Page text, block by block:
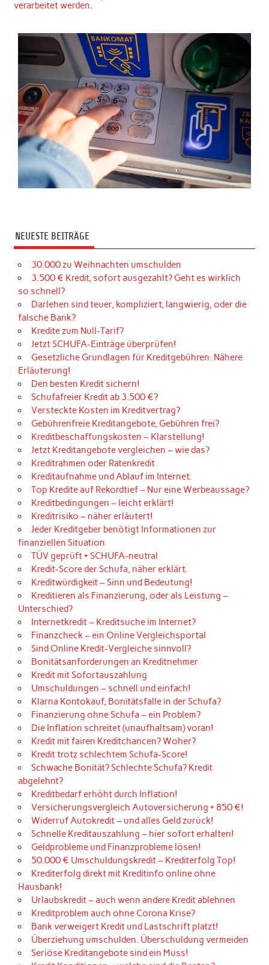
verarbeitet werden.
NEUESTE BEITRÄGE
30.000 zu Weihnachten umschulden
3.500 € Kredit, sofort ausgezahlt? Geht es wirklich
so schnell?
Darlehen sind teuer, kompliziert, langwierig, oder die
falsche Bank?
Kredite zum Null-Tarif?
Jetzt SCHUFA-Einträge überprüfen!
Gesetzliche Grundlagen für Kreditgebühren: Nähere
Erläuterung!
Den besten Kredit sichern!
Schufafreier Kredit ab 3.500 €?
Versteckte Kosten im Kreditvertrag?
Gebührenfreie Kreditangebote, Gebühren frei?
Kreditbeschaffungskosten – Klarstellung!
Jetzt Kreditangebote vergleichen – wie das?
Kreditrahmen oder Ratenkredit
Kreditaufnahme und Ablauf im Internet.
Top Kredite auf Rekordtief – Nur eine Werbeaussage?
Kreditbedingungen – leicht erklärt!
Kreditrisiko – näher erläutert!
Jeder Kreditgeber benötigt Informationen zur
finanziellen Situation
TÜV geprüft + SCHUFA-neutral
Kredit-Score der Schufa, näher erklärt.
Kreditwürdigkeit – Sinn und Bedeutung!
Kreditieren als Finanzierung, oder als Leistung –
Unterschied?
Internetkredit – Kreditsuche im Internet?
Finanzcheck – ein Online Vergleichsportal
Sind Online Kredit-Vergleiche sinnvoll?
Bonitätsanforderungen an Kreditnehmer
Kredit mit Sofortauszahlung
Umschuldungen – schnell und einfach!
Klarna Kontokauf, Bonitätsfalle in der Schufa?
Finanzierung ohne Schufa – ein Problem?
Die Inflation schreitet (unaufhaltsam) voran!
Kredit mit fairen Kreditchancen? Woher?
Kredit trotz schlechtem Schufa-Score!
Schwache Bonität? Schlechte Schufa? Kredit
abgelehnt?
Kreditbedarf erhöht durch Inflation!
Versicherungsvergleich Autoversicherung + 850 €!
Widerruf Autokredit – und alles Geld zurück!
Schnelle Kreditauszahlung – hier sofort erhalten!
Geldprobleme und Finanzprobleme lösen!
50.000 € Umschuldungskredit – Krediterfolg Top!
Krediterfolg direkt mit Kreditinfo online ohne
Hausbank!
Urlaubskredit – auch wenn andere Kredit ablehnen
Kreditproblem auch ohne Corona Krise?
Bank verweigert Kredit und Lastschrift platzt!
Überziehung umschulden. Überschuldung vermeiden
Seriöse Kreditangebote sind ein Muss!